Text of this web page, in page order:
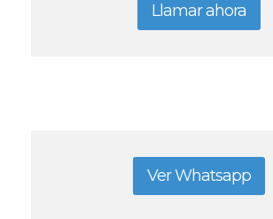
Llamar ahora
Ver Whatsapp